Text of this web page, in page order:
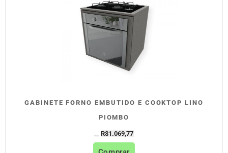
GABINETE FORNO EMBUTIDO E COOKTOP LINO
PIOMBO
R$1.069,77